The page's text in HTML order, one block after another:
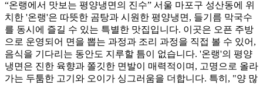
“온랭에서 맛보는 평양냉면의 진수” 서울 마포구 성산동에 위
치한 '온랭'은 따뜻한 곰탕과 시원한 평양냉면, 들기름 막국수
를 동시에 즐길 수 있는 특별한 맛집입니다. 이곳은 오픈 주방
으로 운영되어 면을 뽑는 과정과 조리 과정을 직접 볼 수 있어,
음식을 기다리는 동안도 지루할 틈이 없습니다. '온랭'의 평양
냉면은 진한 육향과 쫄깃한 면발이 매력적이며, 고명으로 올라
가는 두툼한 고기와 오이가 싱그러움을 더합니다. 특히, "양 많